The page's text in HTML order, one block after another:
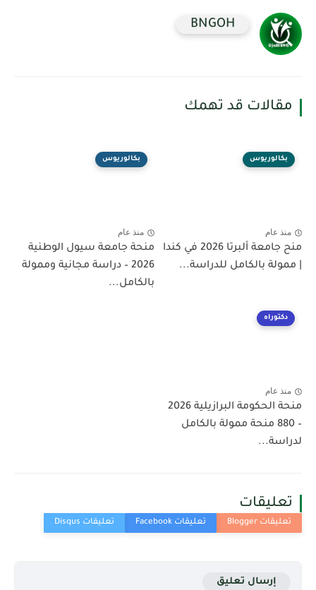
BNGOH
مقالات قد تهمك
بكالوريوس
منذ عام
منح جامعة ألبرتا 2026 في كندا
| ممولة بالكامل للدراسة...
بكالوريوس
منذ عام
منحة جامعة سيول الوطنية
2026 – دراسة مجانية وممولة
بالكامل...
دكتوراه
منذ عام
منحة الحكومة البرازيلية 2026
– 880 منحة ممولة بالكامل
لدراسة...
تعليقات
إرسال تعليق